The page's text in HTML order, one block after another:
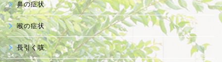
鼻の症状
喉の症状
長引く咳